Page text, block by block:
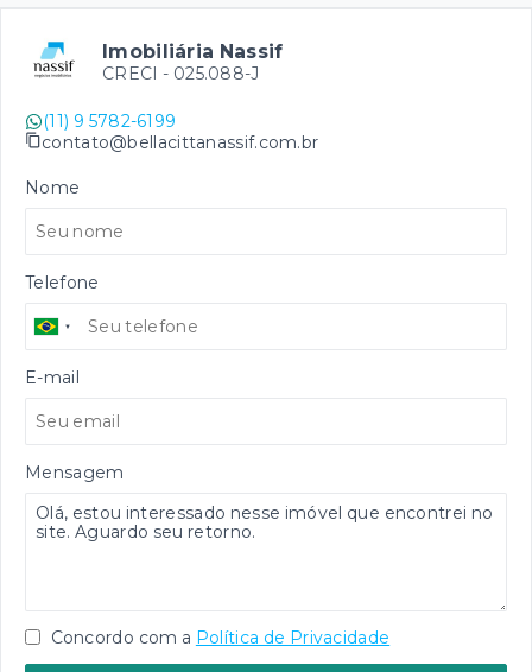
Imobiliária Nassif
CRECI - 025.088-J
(11) 9 5782-6199
contato@bellacittanassif.com.br
Nome
Telefone
E-mail
Mensagem
Concordo com a Política de Privacidade